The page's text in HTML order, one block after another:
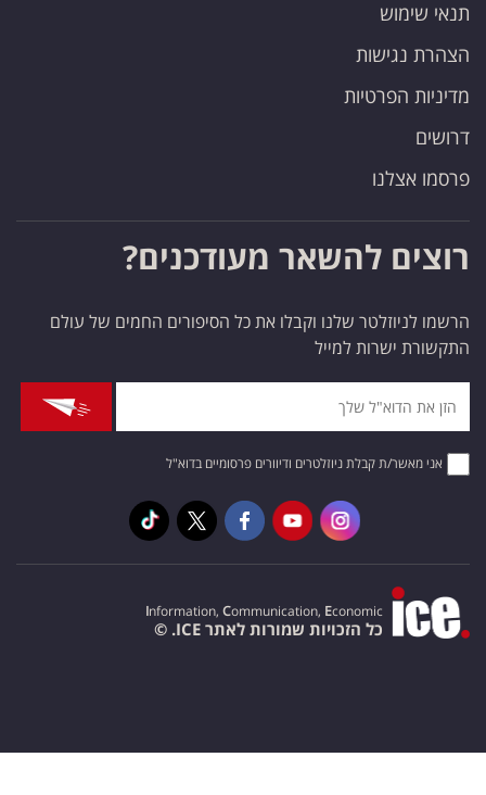
תנאי שימוש
הצהרת נגישות
מדיניות הפרטיות
דרושים
פרסמו אצלנו
רוצים להשאר מעודכנים?
הרשמו לניוזלטר שלנו וקבלו את כל הסיפורים החמים של עולם
התקשורת ישרות למייל
אני מאשר/ת קבלת ניוזלטרים ודיוורים פרסומיים בדוא"ל
Information, Communication, Economic
כל הזכויות שמורות לאתר ICE. ©